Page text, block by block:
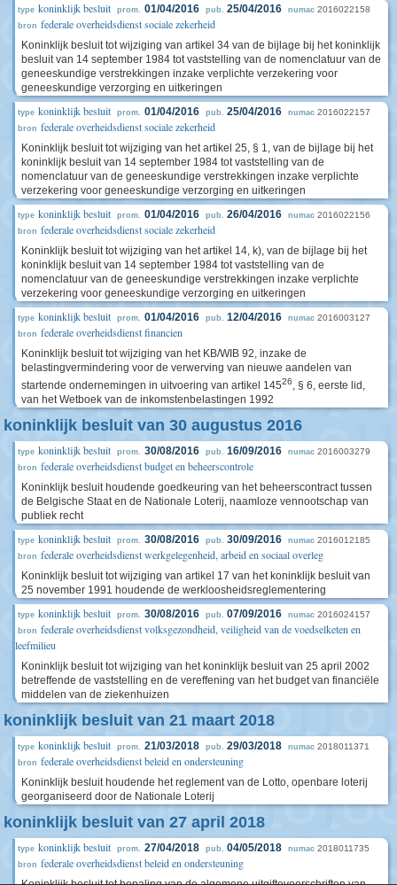
type koninklijk besluit prom. 01/04/2016 pub. 25/04/2016 numac 2016022158
bron federale overheidsdienst sociale zekerheid
Koninklijk besluit tot wijziging van artikel 34 van de bijlage bij het koninklijk
besluit van 14 september 1984 tot vaststelling van de nomenclatuur van de
geneeskundige verstrekkingen inzake verplichte verzekering voor
geneeskundige verzorging en uitkeringen
type koninklijk besluit prom. 01/04/2016 pub. 25/04/2016 numac 2016022157
bron federale overheidsdienst sociale zekerheid
Koninklijk besluit tot wijziging van het artikel 25, § 1, van de bijlage bij het
koninklijk besluit van 14 september 1984 tot vaststelling van de
nomenclatuur van de geneeskundige verstrekkingen inzake verplichte
verzekering voor geneeskundige verzorging en uitkeringen
type koninklijk besluit prom. 01/04/2016 pub. 26/04/2016 numac 2016022156
bron federale overheidsdienst sociale zekerheid
Koninklijk besluit tot wijziging van het artikel 14, k), van de bijlage bij het
koninklijk besluit van 14 september 1984 tot vaststelling van de
nomenclatuur van de geneeskundige verstrekkingen inzake verplichte
verzekering voor geneeskundige verzorging en uitkeringen
type koninklijk besluit prom. 01/04/2016 pub. 12/04/2016 numac 2016003127
bron federale overheidsdienst financien
Koninklijk besluit tot wijziging van het KB/WIB 92, inzake de
belastingvermindering voor de verwerving van nieuwe aandelen van
startende ondernemingen in uitvoering van artikel 14526, § 6, eerste lid,
van het Wetboek van de inkomstenbelastingen 1992
koninklijk besluit van 30 augustus 2016
type koninklijk besluit prom. 30/08/2016 pub. 16/09/2016 numac 2016003279
bron federale overheidsdienst budget en beheerscontrole
Koninklijk besluit houdende goedkeuring van het beheerscontract tussen
de Belgische Staat en de Nationale Loterij, naamloze vennootschap van
publiek recht
type koninklijk besluit prom. 30/08/2016 pub. 30/09/2016 numac 2016012185
bron federale overheidsdienst werkgelegenheid, arbeid en sociaal overleg
Koninklijk besluit tot wijziging van artikel 17 van het koninklijk besluit van
25 november 1991 houdende de werkloosheidsreglementering
type koninklijk besluit prom. 30/08/2016 pub. 07/09/2016 numac 2016024157
bron federale overheidsdienst volksgezondheid, veiligheid van de voedselketen en
leefmilieu
Koninklijk besluit tot wijziging van het koninklijk besluit van 25 april 2002
betreffende de vaststelling en de vereffening van het budget van financiële
middelen van de ziekenhuizen
koninklijk besluit van 21 maart 2018
type koninklijk besluit prom. 21/03/2018 pub. 29/03/2018 numac 2018011371
bron federale overheidsdienst beleid en ondersteuning
Koninklijk besluit houdende het reglement van de Lotto, openbare loterij
georganiseerd door de Nationale Loterij
koninklijk besluit van 27 april 2018
type koninklijk besluit prom. 27/04/2018 pub. 04/05/2018 numac 2018011735
bron federale overheidsdienst beleid en ondersteuning